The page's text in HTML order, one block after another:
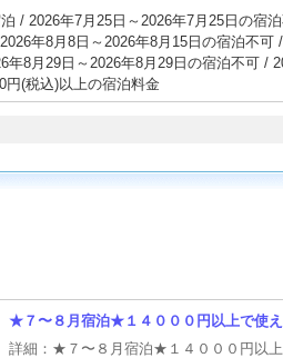
/ 2026年7月25日～2026年7月25日の宿
年8月8日～2026年8月15日の宿泊不可
年8月29日～2026年8月29日の宿泊不可 /
円(税込)以上の宿泊料金
★７〜８月宿泊★１４０００円以上で使
詳細：★７〜８月宿泊★１４０００円以